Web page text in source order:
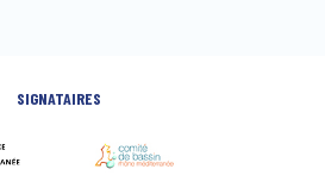
SIGNATAIRES